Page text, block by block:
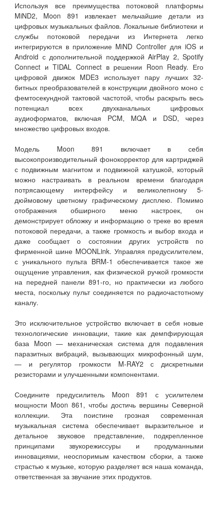
Используя все преимущества потоковой платформы
MiND2, Moon 891 извлекает мельчайшие детали из
цифровых музыкальных файлов. Локальные библиотеки и
службы потоковой передачи из Интернета легко
интегрируются в приложение MiND Controller для iOS и
Android с дополнительной поддержкой AirPlay 2, Spotify
Connect и TIDAL Connect в решении Roon Ready. Его
цифровой движок MDE3 использует пару лучших 32-
битных преобразователей в конструкции двойного моно с
фемтосекундной тактовой частотой, чтобы раскрыть весь
потенциал всех двухканальных цифровых
аудиоформатов, включая PCM, MQA и DSD, через
множество цифровых входов.
Модель Moon 891 включает в себя
высокопроизводительный фонокорректор для картриджей
с подвижным магнитом и подвижной катушкой, который
можно настраивать в реальном времени благодаря
потрясающему интерфейсу и великолепному 5-
дюймовому цветному графическому дисплею. Помимо
отображения обширного меню настроек, он
демонстрирует обложку и информацию о треке во время
потоковой передачи, а также громкость и выбор входа и
даже сообщает о состоянии других устройств по
фирменной шине MOONLink. Управляя предусилителем,
с уникального пульта BRM-1 обеспечивается такое же
ощущение управления, как физической ручкой громкости
на передней панели 891-го, но практически из любого
места, поскольку пульт соединяется по радиочастотному
каналу.
Это исключительное устройство включает в себя новые
технологические инновации, такие как демпфирующая
база Moon — механическая система для подавления
паразитных вибраций, вызывающих микрофонный шум,
— и регулятор громкости M-RAY2 с дискретными
резисторами и улучшенными компонентами.
Соедините предусилитель Moon 891 с усилителем
мощности Moon 861, чтобы достичь вершины Северной
коллекции. Эта поистине грозная современная
музыкальная система обеспечивает выразительное и
детальное звуковое представление, подкрепленное
принципами звукорежиссуры и продуманными
инновациями, неоспоримым качеством сборки, а также
страстью к музыке, которую разделяет вся наша команда,
ответственная за звучание этих продуктов.